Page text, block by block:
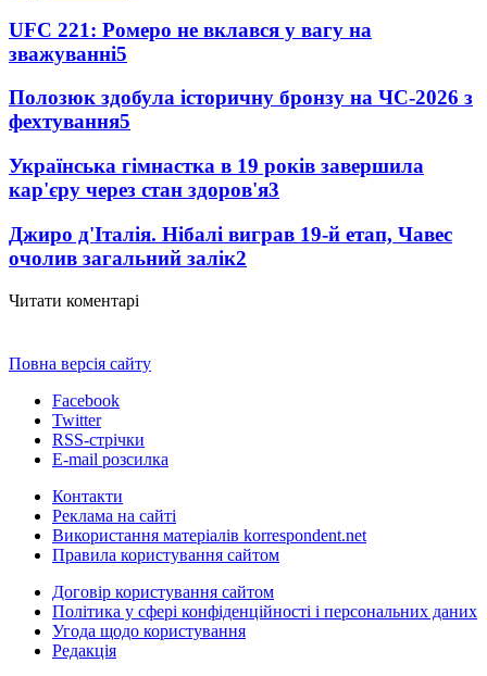
UFC 221: Ромеро не вклався у вагу на
зважуванні5
Полозюк здобула історичну бронзу на ЧС-2026 з
фехтування5
Українська гімнастка в 19 років завершила
кар'єру через стан здоров'я3
Джиро д'Італія. Нібалі виграв 19-й етап, Чавес
очолив загальний залік2
Читати коментарі
Повна версія сайту
Facebook
Twitter
RSS-стрічки
E-mail розсилка
Контакти
Реклама на сайті
Використання матеріалів korrespondent.net
Правила користування сайтом
Договір користування сайтом
Політика у сфері конфіденційності і персональних даних
Угода щодо користування
Редакція